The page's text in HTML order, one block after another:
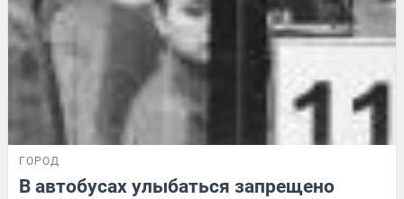
ГОРОД
В автобусах улыбаться запрещено